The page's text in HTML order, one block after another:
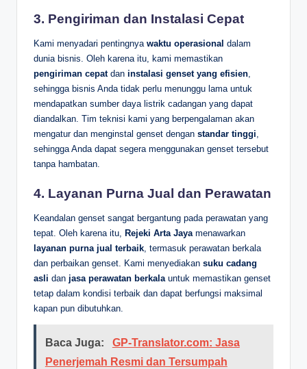
3. Pengiriman dan Instalasi Cepat
Kami menyadari pentingnya waktu operasional dalam
dunia bisnis. Oleh karena itu, kami memastikan
pengiriman cepatdan instalasi genset yang efisien,
sehingga bisnis Anda tidak perlu menunggu lama untuk
mendapatkan sumber daya listrik cadangan yang dapat
diandalkan. Tim teknisi kami yang berpengalaman akan
mengatur dan menginstal genset dengan standar tinggi,
sehingga Anda dapat segera menggunakan genset tersebut
tanpa hambatan.
4. Layanan Purna Jual dan Perawatan
Keandalan genset sangat bergantung pada perawatan yang
tepat. Oleh karena itu, Rejeki Arta Jayamenawarkan
layanan purna jual terbaik, termasuk perawatan berkala
dan perbaikan genset. Kami menyediakan suku cadang
asli dan jasa perawatan berkalauntuk memastikan genset
tetap dalam kondisi terbaik dan dapat berfungsi maksimal
kapan pun dibutuhkan.
Baca Juga:
GP-Translator.com: Jasa
Penerjemah Resmi dan Tersumpah